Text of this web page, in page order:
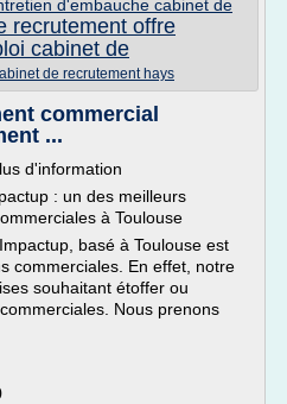
d'embauche cabinet de
recrutement offre
cabinet de
de recrutement hays
commercial
...
d'information
: un des meilleurs
à Toulouse
basé à Toulouse est
commerciales. En effet, notre
souhaitant étoffer ou
Nous prenons